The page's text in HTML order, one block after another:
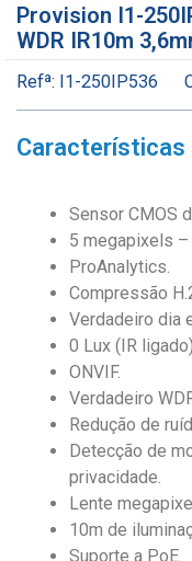
Provision I1-
WDR IR10m
Refª: I1-250IP536
Características
Sensor CMOS
5 megapixels
ProAnalytics.
Compressão
Verdadeiro dia
0 Lux (IR
ONVIF.
Verdadeiro
Redução de
Detecção de
privacidade.
Lente
10m de
Suporte a PoE.